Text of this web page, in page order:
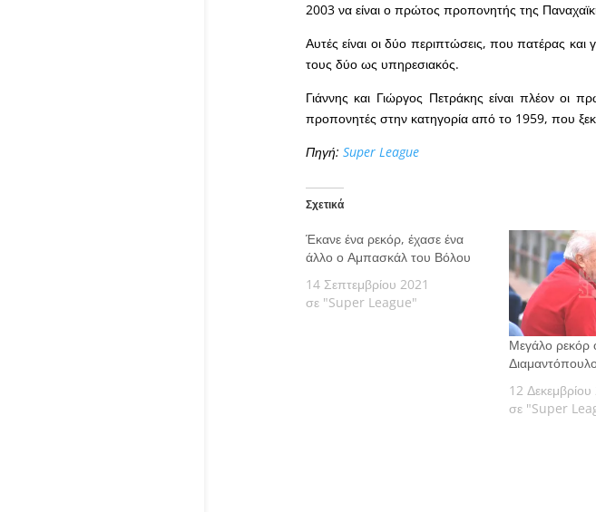
2003 να είναι ο πρώτος προπονητής της
Αυτές είναι οι δύο περιπτώσεις, που πατέρας
τους δύο ως υπηρεσιακός.
Γιάννης και Γιώργος Πετράκης είναι πλέον οι
προπονητές στην κατηγορία από το 1959, που
Πηγή: Super League
Σχετικά
Έκανε ένα ρεκόρ, έχασε ένα
άλλο ο Αμπασκάλ του Βόλου
14 Σεπτεμβρίου 2021
σε "Super League"
Μεγάλο ρεκόρ
12
σε "Super